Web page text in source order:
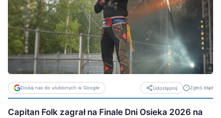
Dodaj nas do ulubionych w Google Udostępnij Zgłoś błąd
Capitan Folk zagrał na Finale Dni Osieka 2026 na